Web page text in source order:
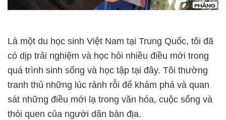
Là một du học sinh Việt Nam tại Trung Quốc, tôi đã
có dịp trải nghiệm và học hỏi nhiều điều mới trong
quá trình sinh sống và học tập tại đây. Tôi thường
tranh thủ những lúc rảnh rỗi để khám phá và quan
sát những điều mới lạ trong văn hóa, cuộc sống và
thói quen của người dân bản địa.